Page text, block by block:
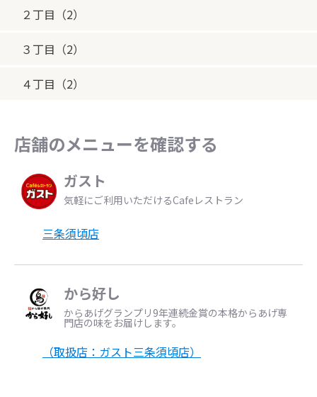
２丁目（2）
３丁目（2）
４丁目（2）
店舗のメニューを確認する
ガスト
気軽にご利用いただけるCafeレストラン
三条須頃店
から好し
からあげグランプリ9年連続金賞の本格からあげ専
門店の味をお届けします。
（取扱店：ガスト三条須頃店）